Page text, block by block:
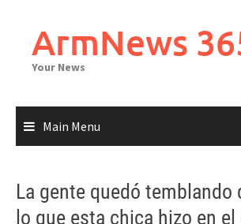
contentArmNews
Your News
Main Menu
La gente quedó temblando
lo que esta chica hizo en